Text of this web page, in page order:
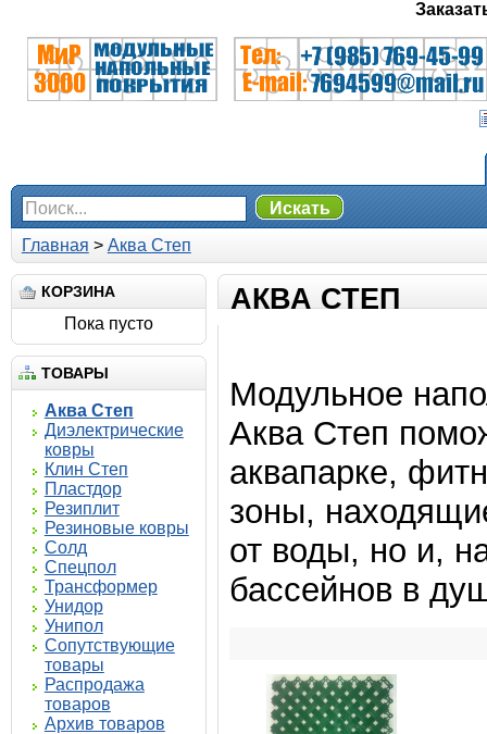
Искать
Главная > Аква Степ
КОРЗИНА
Пока пусто
ТОВАРЫ
Аква Степ
Диэлектрические
ковры
Клин Степ
Пластдор
Резиплит
Резиновые ковры
Солд
Спецпол
Трансформер
Унидор
Унипол
Сопутствующие
товары
Распродажа
товаров
Архив товаров
АКВА СТЕП
Модульное
Аква Степ
аквапарке,
зоны,
от воды, но и,
бассейнов в